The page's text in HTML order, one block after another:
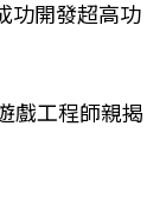
功開發超高功
戲工程師親揭